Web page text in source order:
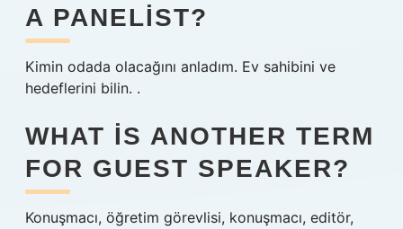
A PANELIST?
Kimin odada olacağını anladım. Ev sahibini ve
hedeflerini bilin. .
WHAT IS ANOTHER TERM
FOR GUEST SPEAKER?
Konuşmacı, öğretim görevlisi, konuşmacı, editör,